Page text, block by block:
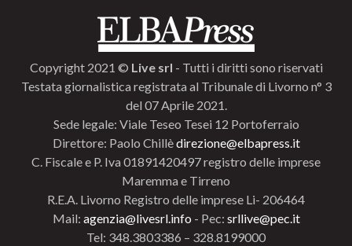
Copyright 2021 © Live srl - Tutti i diritti sono riservati
Testata giornalistica registrata al Tribunale di Livorno n° 3
del 07 Aprile 2021.
Sede legale: Viale Teseo Tesei 12 Portoferraio
Direttore: Paolo Chillèdirezione@elbapress.it
C. Fiscale e P. Iva 01891420497 registro delle imprese
Maremma e Tirreno
R.E.A. Livorno Registro delle imprese Li- 206464
Mail: agenzia@livesrl.info - Pec: srllive@pec.it
Tel: 348.3803386 – 328.8199000